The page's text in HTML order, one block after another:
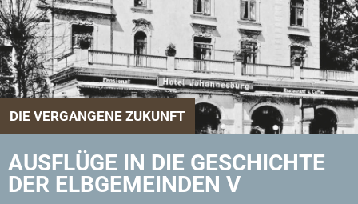
DIE VERGANGENE ZUKUNFT
AUSFLÜGE IN DIE GESCHICHTE
DER ELBGEMEINDEN V